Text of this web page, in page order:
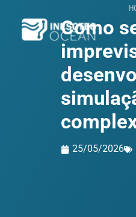
Como
25/05/2026